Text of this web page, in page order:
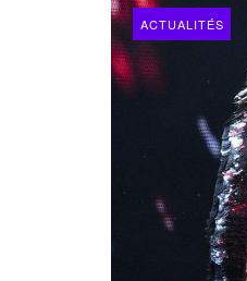
ACTUALITÉS